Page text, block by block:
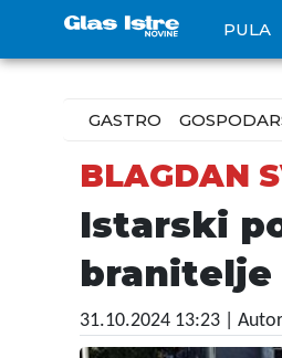
PULA
GASTRO
BLAGDAN
Istarski
31.10.2024 13:23 |